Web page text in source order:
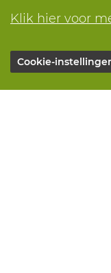
Klik hier voor
Cookie-